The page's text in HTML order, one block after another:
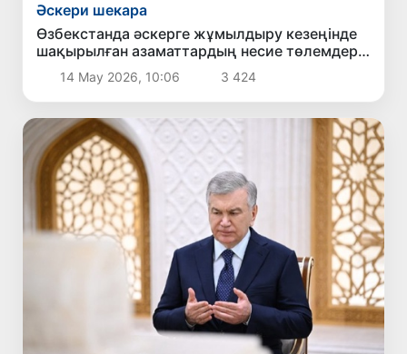
Әскери шекара
Өзбекстанда әскерге жұмылдыру кезеңінде
шақырылған азаматтардың несие төлемдері
кейінге қалдырылады
14 Мау 2026, 10:06 3 424